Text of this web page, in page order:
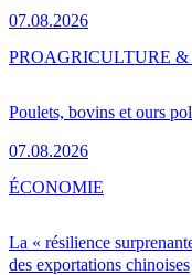
07.08.2026
Poulets, bovins et ours
07.08.2026
PROAGRICULTURE
La « résilience
des exportations chinoises
ÉCONOMIE